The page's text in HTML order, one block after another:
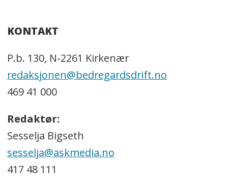
KONTAKT
P.b. 130, N-2261 Kirkenær
redaksjonen@bedregardsdrift.no
469 41 000
Redaktør:
Sesselja Bigseth
sesselja@askmedia.no
417 48 111